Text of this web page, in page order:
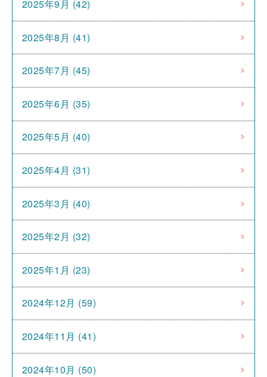
2025年9月 (42)
2025年8月 (41)
2025年7月 (45)
2025年6月 (35)
2025年5月 (40)
2025年4月 (31)
2025年3月 (40)
2025年2月 (32)
2025年1月 (23)
2024年12月 (59)
2024年11月 (41)
2024年10月 (50)